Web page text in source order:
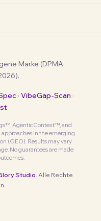
Marke (DPMA,
· VibeGap-Scan ·
AgenticContext™, and
in the emerging
(GEO). Results may vary
No guarantees are made
Studio . Alle Rechte